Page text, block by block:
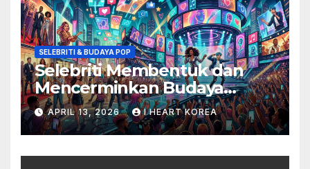
SELEBRITI & BUDAYA POP
Selebriti Membentuk dan
Mencerminkan Budaya
Populer di Era Digital
APRIL 13, 2026 I HEART KOREA